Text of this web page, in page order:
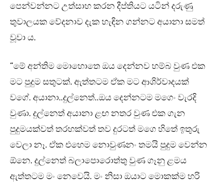
පෙන්වන්නට උත්සාහ කරන දීප්තියට යටින් දරුණු
තුවාලයක වේදනාව දැක හැඳින ගන්නට අයානා සමත්
වූවා ය.
“මේ අන්තිම මොහොතෙ ඔය දෙන්නව හම්බ වුණ එක
මට පුදුම සතුටක්. ඇත්තටම ඒක මට ආශිර්වාදයක්
වගේ. අයානා..දුල්නෙත්..ඔය දෙන්නටම මගෙං වැරදි
වුණා. දුල්නෙත් අයානා ළඟ නතර වුණ එක ගැන
පුදුමයක්වත් තරහක්වත් තව දුරටත් මගෙ හිතේ ඉතුරු
වෙලා නෑ. ඒක එහෙම නොවුණනං තමයි පුදුම වෙන්න
ඕනෙ. දුල්නෙත් බලාපොරොත්තු වුණ ගෑනු ළමය
ඇත්තටම මං නෙවෙයි. මං නිසා ඔයාට මොකක්ම හරි